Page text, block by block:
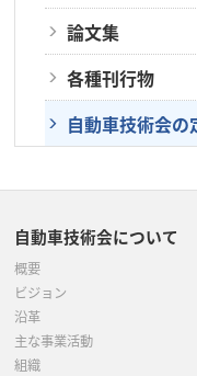
論文集
各種刊行物
自動車技術会の
自動車技術会について
概要
ビジョン
沿革
主な事業活動
組織